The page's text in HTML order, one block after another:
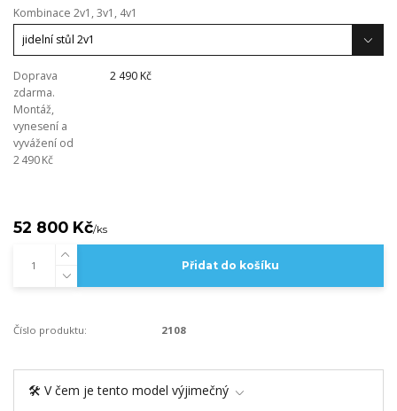
Kombinace 2v1, 3v1, 4v1
Doprava
zdarma.
Montáž,
vynesení a
vyvážení od
2 490 Kč
2 490 Kč
52 800 Kč/ks
Přidat do košíku
Číslo produktu: 2108
🛠️ V čem je tento model výjimečný